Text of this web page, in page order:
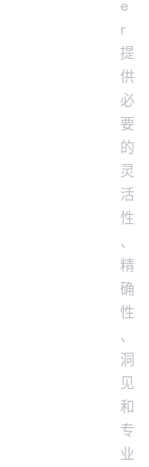
e
r
提
供
必
要
的
灵
活
性
、
精
确
性
、
洞
见
和
专
业